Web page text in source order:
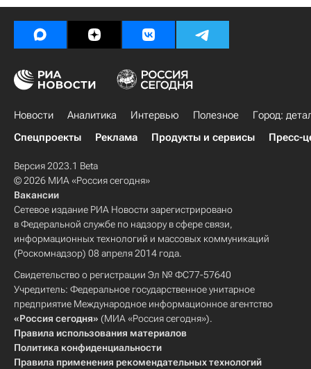
Новости Аналитика Интервью Полезное
Город:
Спецпроекты
Реклама Продукты и сервисы Пресс-
Версия 2023.1 Beta
© 2026 МИА «Россия сегодня»
Вакансии
Сетевое издание РИА Новости зарегистрировано
в Федеральной службе по надзору в сфере связи,
информационных технологий и массовых коммуникаций
(Роскомнадзор) 08 апреля 2014 года.
Свидетельство о регистрации Эл № ФС77-57640
Учредитель: Федеральное государственное унитарное
предприятие Международное информационное агентство
«Россия сегодня» (МИА «Россия сегодня»).
Правила использования материалов
Политика конфиденциальности
Правила применения рекомендательных технологий